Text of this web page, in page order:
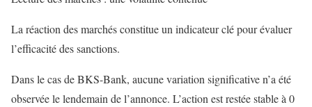
La réaction des marchés constitue un indicateur clé pour évaluer
l’efficacité des sanctions.
Dans le cas de BKS-Bank, aucune variation significative n’a été
observée le lendemain de l’annonce. L’action est restée stable à 0